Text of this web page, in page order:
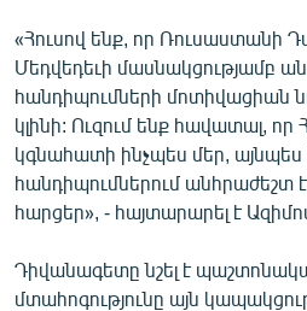
ՁԳՏԵԼՈՎ ԼԱՎԱԳՈՒՅՆԻՆ
ՓՈԴՔԱՍԹ
Հայերեն
English
Русский
ՀԵՏԵՎԵՔ ՄԵԶ
«Հուսով ենք, որ Ռուսաստանի
Մեդվեդեւի մասնակցությամբ
հանդիպումների մոտիվացիան
կլինի: Ուզում ենք հավատալ,
կգնահատի ինչպես մեր, այնպես
հանդիպումներում անհրաժեշտ է
հարցեր», - հայտարարել է
Դիվանագետը նշել է
մտահոգությունը այն